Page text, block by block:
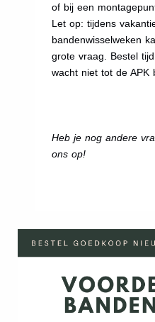
of bij een
Let op: tijdens
bandenwisselweken
grote vraag. Bestel
wacht niet tot de APK
Heb je nog andere
ons op!